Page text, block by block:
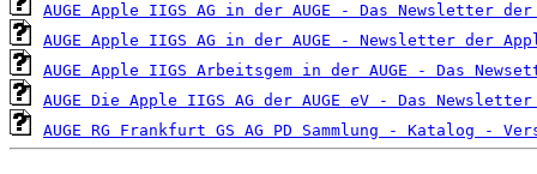
AUGE Apple IIGS AG in der AUGE - Das Newsletter
AUGE Apple IIGS AG in der AUGE - Newsletter der
AUGE Apple IIGS Arbeitsgem in der AUGE - Das
AUGE Die Apple IIGS AG der AUGE eV - Das
AUGE RG Frankfurt GS AG PD Sammlung - Katalog -